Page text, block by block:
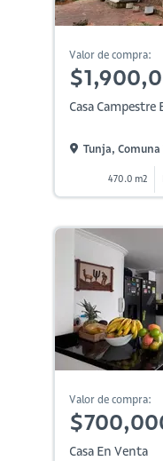
Valor de compra:
Casa
Tunja,
470.0 m2
Valor de compra:
Casa En Venta